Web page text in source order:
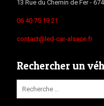
13 Rue du Chemin de Fer -
06 40 75 19 21
contact@led-car-alsace.fr
Rechercher un